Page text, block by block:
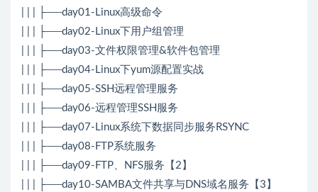
| | | ├──day01-Linux高级命令
| | | ├──day02-Linux下用户组管理
| | | ├──day03-文件权限管理&软件包管理
| | | ├──day04-Linux下yum源配置实战
| | | ├──day05-SSH远程管理服务
| | | ├──day06-远程管理SSH服务
| | | ├──day07-Linux系统下数据同步服务RSYNC
| | | ├──day08-FTP系统服务
| | | ├──day09-FTP、NFS服务【2】
| | | ├──day10-SAMBA文件共享与DNS域名服务【3】